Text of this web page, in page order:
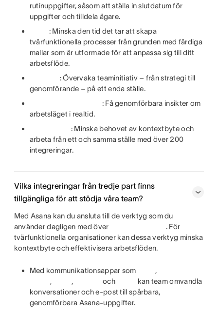
rutinuppgifter, såsom att ställa in slutdatum för
uppgifter och tilldela ägare.
: Minska den tid det tar att skapa
tvärfunktionella processer från grunden med färdiga
mallar som är utformade för att anpassa sig till ditt
arbetsflöde.
: Övervaka teaminitiativ – från strategi till
genomförande – på ett enda ställe.
: Få genomförbara insikter om
arbetsläget i realtid.
: Minska behovet av kontextbyte och
arbeta från ett och samma ställe med över 200
integreringar.
Vilka integreringar från tredje part finns
tillgängliga för att stödja våra team?
Med Asana kan du ansluta till de verktyg som du
använder dagligen med över
. För
tvärfunktionella organisationer kan dessa verktyg minska
kontextbyte och effektivisera arbetsflöden.
Med kommunikationsappar som
,
,
, och
kan team omvandla
konversationer och e-post till spårbara,
genomförbara Asana-uppgifter.